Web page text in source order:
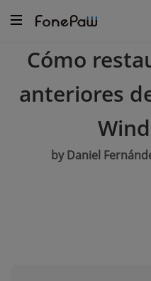
Cómo
anteriores
by Daniel